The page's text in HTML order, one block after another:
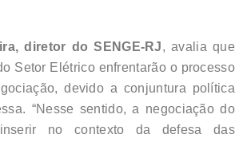
diretor do SENGE-RJ, avalia que
Setor Elétrico enfrentarão o processo
devido a conjuntura política
“Nesse sentido, a negociação do
no contexto da defesa das